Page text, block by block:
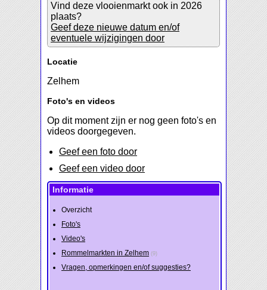
Vind deze vlooienmarkt ook in 2026
plaats?
Geef deze nieuwe datum en/of
eventuele wijzigingen door
Locatie
Zelhem
Foto's en videos
Op dit moment zijn er nog geen foto's en
videos doorgegeven.
Geef een foto door
Geef een video door
Informatie
Overzicht
Foto's
Video's
Rommelmarkten in Zelhem (9)
Vragen, opmerkingen en/of suggesties?